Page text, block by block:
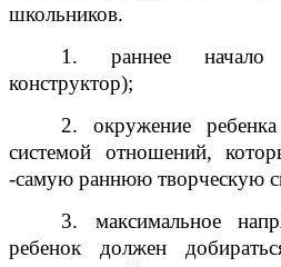
школьников.
1. раннее начало
конструктор);
2. окружение
системой отношений,
-самую раннюю творческую
3. максимальное
ребенок должен